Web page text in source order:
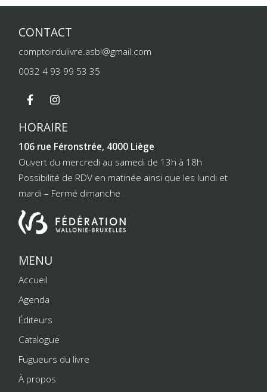
CONTACT
comptoirdulivre.asbl@gmail.com
0032 4 93 99 53 35
HORAIRE
106 rue Féronstrée, 4000 Liège
Ouvert du mercredi au samedi de 13h à 18h
Possibilité de RDV en matinée ainsi que les lundi et
mardi – Fermé dimanche
MENU
Accueil
Agenda
Éditeurs
Catalogue
Fugueurs du livre
À propos